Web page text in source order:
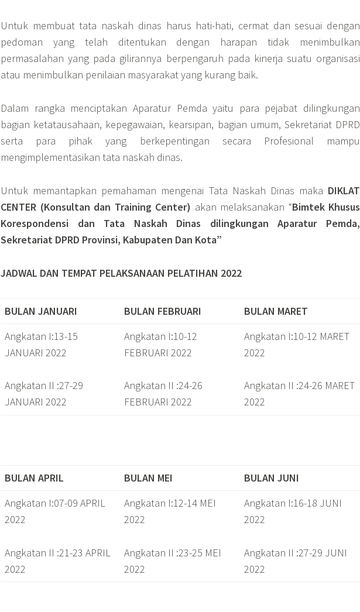
Untuk membuat tata naskah dinas harus hati-hati, cermat dan sesuai dengan
pedoman yang telah ditentukan dengan harapan tidak menimbulkan
permasalahan yang pada gilirannya berpengaruh pada kinerja suatu organisasi
atau menimbulkan penilaian masyarakat yang kurang baik.
Dalam rangka menciptakan Aparatur Pemda yaitu para pejabat dilingkungan
bagian ketatausahaan, kepegawaian, kearsipan, bagian umum, Sekretariat DPRD
serta para pihak yang berkepentingan secara Profesional mampu
mengimplementasikan tata naskah dinas.
Untuk memantapkan pemahaman mengenai Tata Naskah Dinas maka DIKLAT
CENTER (Konsultan dan Training Center) akan melaksanakan “Bimtek Khusus
Korespondensi dan Tata Naskah Dinas dilingkungan Aparatur Pemda,
Sekretariat DPRD Provinsi, Kabupaten Dan Kota”
JADWAL DAN TEMPAT PELAKSANAAN PELATIHAN 2022
BULAN JANUARI BULAN FEBRUARI
BULAN MARET
Angkatan I:13-15
JANUARI 2022
Angkatan II :27-29
JANUARI 2022
Angkatan I:10-12
FEBRUARI 2022
Angkatan II :24-26
FEBRUARI 2022
Angkatan I:10-12 MARET
2022
Angkatan II :24-26 MARET
2022
BULAN APRIL BULAN MEI
BULAN JUNI
Angkatan I:07-09 APRIL
2022
Angkatan II :21-23 APRIL
2022
Angkatan I:12-14 MEI
2022
Angkatan II :23-25 MEI
2022
Angkatan I:16-18 JUNI
2022
Angkatan II :27-29 JUNI
2022